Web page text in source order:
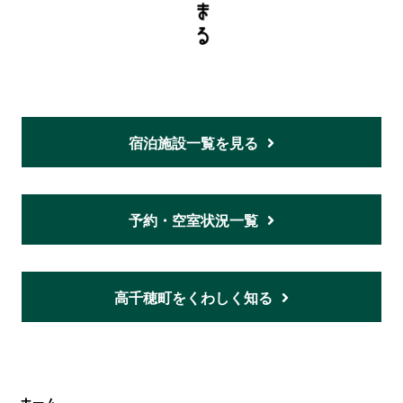
宿泊施設一覧を見る
予約・空室状況一覧
高千穂町をくわしく知る